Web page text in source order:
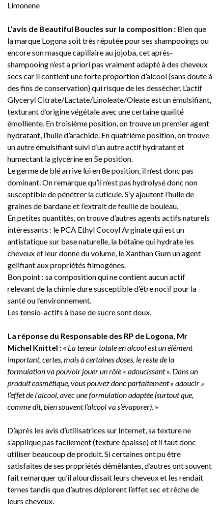
Limonene
L’avis de Beautiful Boucles sur la composition : Bien que
la marque Logona soit très réputée pour ses shampooings ou
encore son masque capillaire au jojoba, cet après-
shampooing n’est a priori pas vraiment adapté à des cheveux
secs car il contient une forte proportion d’alcool (sans doute à
des fins de conservation) qui risque de les dessécher. L’actif
Glyceryl Citrate/Lactate/Linoleate/Oleate est un émulsifiant,
texturant d’origine végétale avec une certaine qualité
émolliente. En troisième position, on trouve un premier agent
hydratant, l’huile d’arachide. En quatrième position, on trouve
un autre émulsifiant suivi d’un autre actif hydratant et
humectant la glycérine en 5e position.
Le germe de blé arrive lui en 8e position, il n’est donc pas
dominant. On remarque qu’il n’est pas hydrolysé donc non
susceptible de pénétrer la cuticule. S’y ajoutent l’huile de
graines de bardane et l’extrait de feuille de bouleau.
En petites quantités, on trouve d’autres agents actifs naturels
intéressants : le PCA Ethyl Cocoyl Arginate qui est un
antistatique sur base naturelle, la bétaïne qui hydrate les
cheveux et leur donne du volume, le Xanthan Gum un agent
gélifiant aux propriétés filmogènes.
Bon point : sa composition qui ne contient aucun actif
relevant de la chimie dure susceptible d’être nocif pour la
santé ou l’environnement.
Les tensio-actifs à base de sucre sont doux.
La réponse du Responsable des RP de Logona, Mr
Michel Knittel : « La teneur totale en alcool est un élément
important, certes, mais à certaines doses, le reste de la
formulation va pouvoir jouer un rôle « adoucissant ». Dans un
produit cosmétique, vous pouvez donc parfaitement « adoucir »
l’effet de l’alcool, avec une formulation adaptée (surtout que,
comme dit, bien souvent l’alcool va s’évaporer). »
D’après les avis d’utilisatrices sur Internet, sa texture ne
s’applique pas facilement (texture épaisse) et il faut donc
utiliser beaucoup de produit. Si certaines ont pu être
satisfaites de ses propriétés démêlantes, d’autres ont souvent
fait remarquer qu’il alourdissait leurs cheveux et les rendait
ternes tandis que d’autres déplorent l’effet sec et rêche de
leurs cheveux.